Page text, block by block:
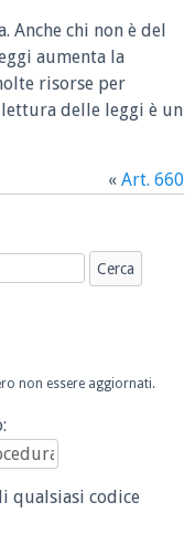
chi non è del
aumenta la
risorse per
delle leggi è un
« Art. 660
non essere aggiornati.
qualsiasi codice